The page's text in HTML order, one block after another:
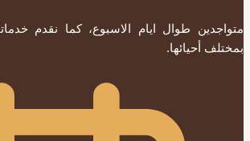
متواجدين طوال ايام الاسبوع، كما نقدم
بمختلف أحيائها.